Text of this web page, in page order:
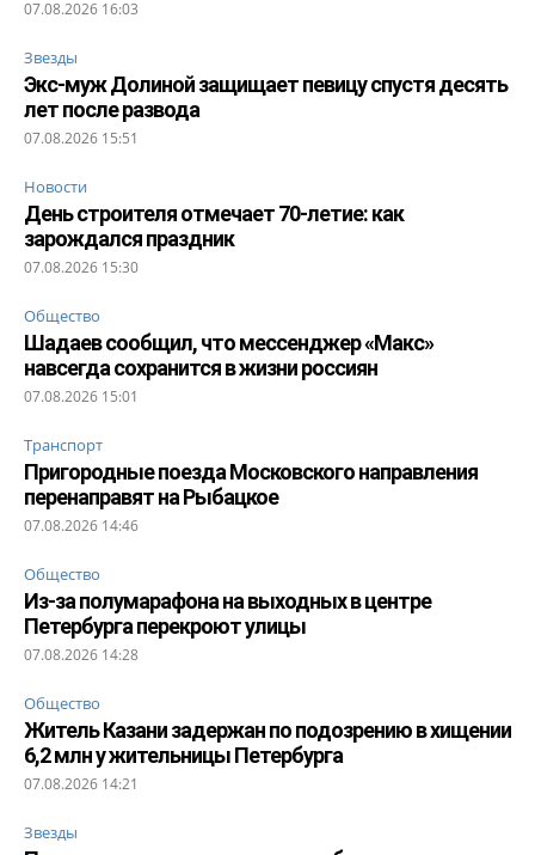
07.08.2026 16:03
Звезды
Экс-муж Долиной защищает певицу спустя десять
лет после развода
07.08.2026 15:51
Новости
День строителя отмечает 70-летие: как
зарождался праздник
07.08.2026 15:30
Общество
Шадаев сообщил, что мессенджер «Макс»
навсегда сохранится в жизни россиян
07.08.2026 15:01
Транспорт
Пригородные поезда Московского направления
перенаправят на Рыбацкое
07.08.2026 14:46
Общество
Из-за полумарафона на выходных в центре
Петербурга перекроют улицы
07.08.2026 14:28
Общество
Житель Казани задержан по подозрению в хищении
6,2 млн у жительницы Петербурга
07.08.2026 14:21
Звезды